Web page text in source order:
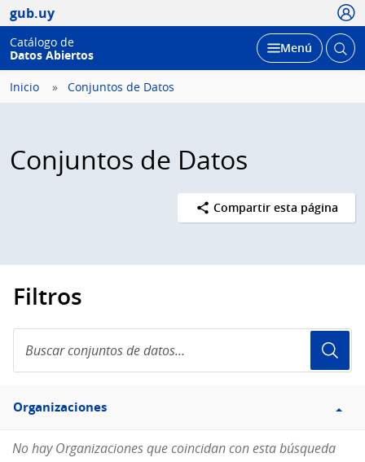
gub.uy
Catálogo de
Datos Abiertos
Desplegar
Menú Abrir
Inicio Conjuntos de Datos
Conjuntos de Datos
Compartir esta página
Filtros
conjuntos
de
Filtro
Organizaciones
Organizaciones
No hay Organizaciones que coincidan con esta búsqueda